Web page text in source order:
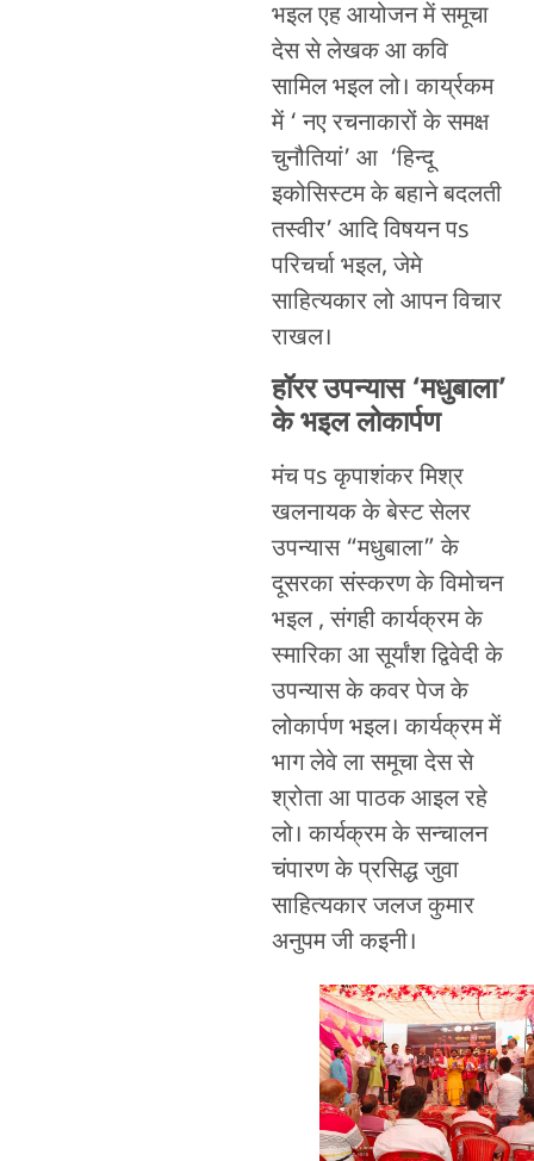
भइल एह आयोजन में समूचा
देस से लेखक आ कवि
सामिल भइल लो। कार्य्रकम
में ‘ नए रचनाकारों के समक्ष
चुनौतियां’ आ ‘हिन्दू
इकोसिस्टम के बहाने बदलती
तस्वीर’ आदि विषयन पs
परिचर्चा भइल, जेमे
साहित्यकार लो आपन विचार
राखल।
हॉरर उपन्यास ‘मधुबाला’
के भइल लोकार्पण
मंच पs कृपाशंकर मिश्र
खलनायक के बेस्ट सेलर
उपन्यास “मधुबाला” के
दूसरका संस्करण के विमोचन
भइल , संगही कार्यक्रम के
स्मारिका आ सूर्यांश द्विवेदी के
उपन्यास के कवर पेज के
लोकार्पण भइल। कार्यक्रम में
भाग लेवे ला समूचा देस से
श्रोता आ पाठक आइल रहे
लो। कार्यक्रम के सन्चालन
चंपारण के प्रसिद्ध जुवा
साहित्यकार जलज कुमार
अनुपम जी कइनी।